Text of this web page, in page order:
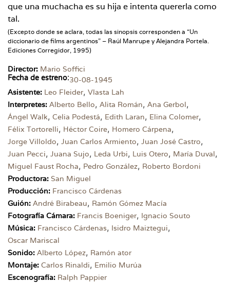
que una muchacha es su hija e intenta quererla como
tal.
(Excepto donde se aclara, todas las sinopsis corresponden a “Un
diccionario de films argentinos” – Raúl Manrupe y Alejandra Portela.
Ediciones Corregidor, 1995)
Director: Mario Soffici
Fecha de estreno:30-08-1945
Asistente: Leo Fleider, Vlasta Lah
Interpretes: Alberto Bello, Alita Román, Ana Gerbol,
Ángel Walk, Celia Podestá, Edith Laran, Elina Colomer,
Félix Tortorelli, Héctor Coire, Homero Cárpena,
Jorge Villoldo, Juan Carlos Armiento, Juan José Castro,
Juan Pecci, Juana Sujo, Leda Urbi, Luis Otero, María Duval,
Miguel Faust Rocha, Pedro González, Roberto Bordoni
Productora: San Miguel
Producción: Francisco Cárdenas
Guión: André Birabeau, Ramón Gómez Macía
Fotografía Cámara: Francis Boeniger, Ignacio Souto
Música: Francisco Cárdenas, Isidro Maiztegui,
Oscar Mariscal
Sonido: Alberto López, Ramón ator
Montaje: Carlos Rinaldi, Emilio Murúa
Escenografía: Ralph Pappier